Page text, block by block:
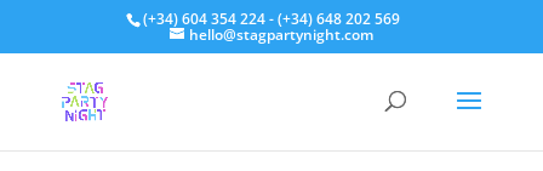
(+34) 604 354 224 - (+34) 648 202 569
hello@stagpartynight.com